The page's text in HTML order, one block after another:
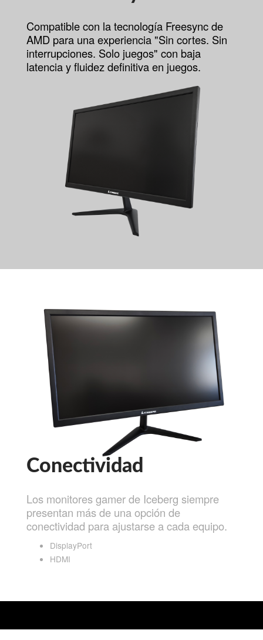
Compatible con la tecnología Freesync de
AMD para una experiencia "Sin cortes. Sin
interrupciones. Solo juegos" con baja
latencia y fluidez definitiva en juegos.
Conectividad
Los monitores gamer de Iceberg siempre
presentan más de una opción de
conectividad para ajustarse a cada equipo.
DisplayPort
HDMI